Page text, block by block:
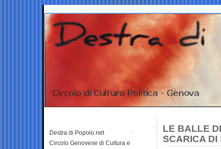
LE BALLE
SCARICA DI
Destra di Popolo.net
Circolo Genovese di Cultura e